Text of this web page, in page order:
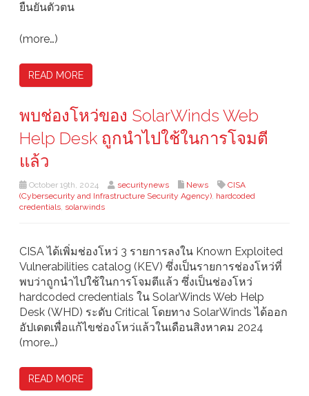
ยืนยันตัวตน
(more…)
READ MORE
พบช่องโหว่ของ SolarWinds Web
Help Desk ถูกนำไปใช้ในการโจมตี
แล้ว
October 19th, 2024 securitynews News
CISA
(Cybersecurity and Infrastructure Security Agency), hardcoded
credentials, solarwinds
CISA ได้เพิ่มช่องโหว่ 3 รายการลงใน Known Exploited
Vulnerabilities catalog (KEV) ซึ่งเป็นรายการช่องโหว่ที่
พบว่าถูกนำไปใช้ในการโจมตีแล้ว ซึ่งเป็นช่องโหว่
hardcoded credentials ใน SolarWinds Web Help
Desk (WHD) ระดับ Critical โดยทาง SolarWinds ได้ออก
อัปเดตเพื่อแก้ไขช่องโหว่แล้วในเดือนสิงหาคม 2024
(more…)
READ MORE